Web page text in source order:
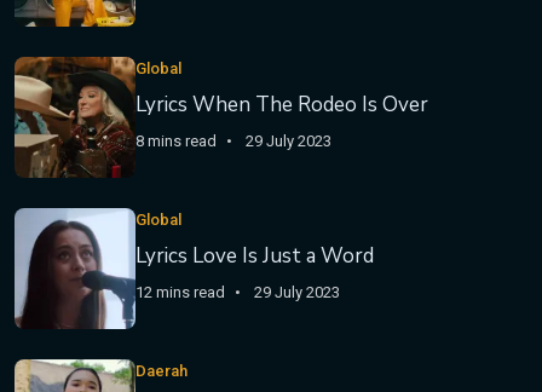
Global
Lyrics When The Rodeo Is Over
8 mins read 29 July 2023
Global
Lyrics Love Is Just a Word
12 mins read 29 July 2023
Daerah